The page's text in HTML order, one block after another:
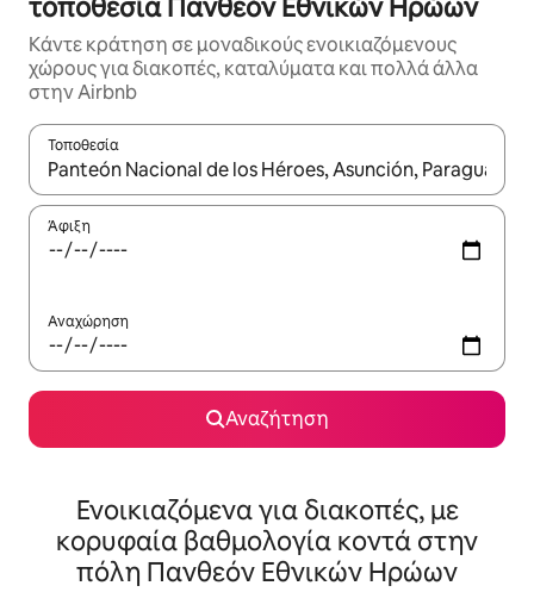
τοποθεσία Πανθεόν Εθνικών Ηρώων
Κάντε κράτηση σε μοναδικούς ενοικιαζόμενους
χώρους για διακοπές, καταλύματα και πολλά άλλα
στην Airbnb
Τοποθεσία
Όταν τα αποτελέσματα είναι διαθέσιμα, μπορείτε να
Άφιξη
Αναχώρηση
Αναζήτηση
Ενοικιαζόμενα για διακοπές, με
κορυφαία βαθμολογία κοντά στην
πόλη Πανθεόν Εθνικών Ηρώων